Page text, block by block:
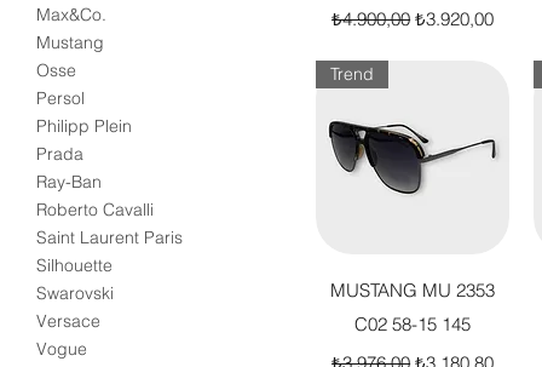
Max&Co.
Mustang
Osse
Persol
Philipp Plein
Prada
Ray-Ban
Roberto Cavalli
Saint Laurent Paris
Silhouette
Swarovski
Versace
Vogue
Normal Fiyat
₺4.900,00 İndirimli Fiyat
₺3.920,00
Hızlı Bakış
Trend
MUSTANG MU 2353
C02 58-15 145
Normal Fiyatİndirimli Fiyat